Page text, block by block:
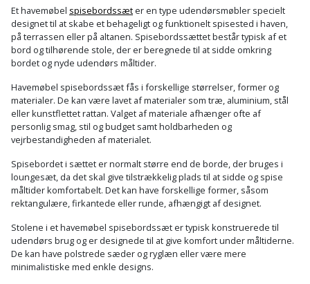
Tag
og
tagplader
Terrassebrædder
Terrasseopklodsning
Tråd
til
byggeri
Træ
Vinduer
Polsøger
Profilsaks
og
snor
Renseservietter
og
wipes
Saks
Kantfræser
Kantlimer
Kantlimertilbehør
Kap-
og
geringssav
Kerneboremaskine
Klippeværktøj
Højtaler
Hylder
Jagt
og
fritid
Kaffe
Køkkenudstyr
Et havemøbel spisebordssæt er en type udendørsmøbler specielt
designet til at skabe et behageligt og funktionelt spisested i haven,
på terrassen eller på altanen. Spisebordssættet består typisk af et
bord og tilhørende stole, der er beregnede til at sidde omkring
bordet og nyde udendørs måltider.
Havemøbel spisebordssæt fås i forskellige størrelser, former og
materialer. De kan være lavet af materialer som træ, aluminium, stål
eller kunstflettet rattan. Valget af materiale afhænger ofte af
personlig smag, stil og budget samt holdbarheden og
vejrbestandigheden af materialet.
Spisebordet i sættet er normalt større end de borde, der bruges i
loungesæt, da det skal give tilstrækkelig plads til at sidde og spise
måltider komfortabelt. Det kan have forskellige former, såsom
rektangulære, firkantede eller runde, afhængigt af designet.
Stolene i et havemøbel spisebordssæt er typisk konstruerede til
udendørs brug og er designede til at give komfort under måltiderne.
De kan have polstrede sæder og ryglæn eller være mere
minimalistiske med enkle designs.